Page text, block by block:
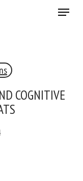
Menu
COGNITIVE